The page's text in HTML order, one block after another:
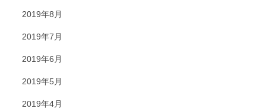
2019年8月
2019年7月
2019年6月
2019年5月
2019年4月